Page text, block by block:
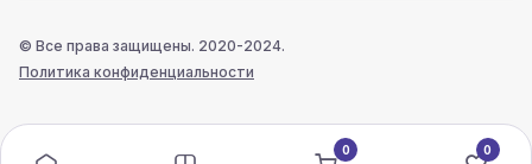
© Все права защищены. 2020-2024.
Политика конфиденциальности
0 0